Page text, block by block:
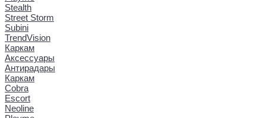
Stealth
Street Storm
Subini
TrendVision
Каркам
Аксессуары
Антирадары
Каркам
Cobra
Escort
Neoline